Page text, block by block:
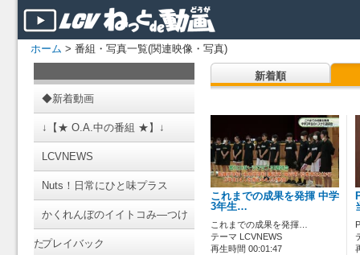
ホーム > 番組・写真一覧(関連映像・写真)
◆新着動画
↓【★ O.A.中の番組 ★】↓
LCVNEWS
Nuts！日常にひと味プラス
かくれんぼのイイトコみ―つけ
たプレイバック
新着順
これまでの成果を発揮 中学
3年生…
これまでの成果を発揮…
テーマ LCVNEWS
再生時間 00:01:47